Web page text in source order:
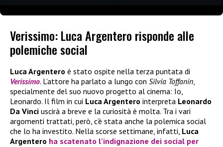
Verissimo: Luca Argentero risponde alle
polemiche social
Luca Argentero è stato ospite nella terza puntata di
Verissimo. L’attore ha parlato a lungo con Silvia Toffanin,
specialmente del suo nuovo progetto al cinema: Io,
Leonardo. Il film in cui Luca Argentero interpreta Leonardo
Da Vinci uscirà a breve e la curiosità è molta. Tra i vari
argomenti trattati, però, c’è stata anche la polemica social
che lo ha investito. Nella scorse settimane, infatti, Luca
Argentero ha scatenato l’indignazione dei social per